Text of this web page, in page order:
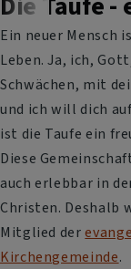
Ein neuer Mensch
Leben. Ja, ich,
Schwächen, mit
und ich will dich
ist die Taufe ein
Diese
auch erlebbar in
Christen. Deshalb
Mitglied der
Kirchengemeinde.